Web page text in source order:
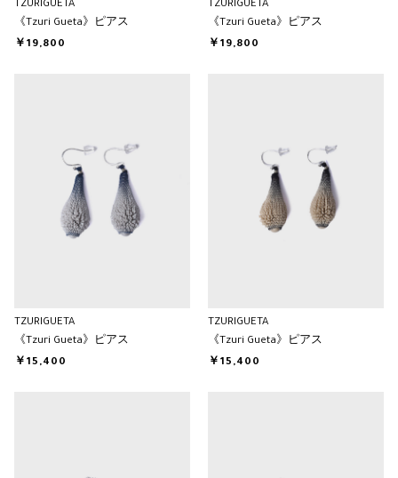
TZURIGUETA
《Tzuri Gueta》ピアス
￥19,800
TZURIGUETA
《Tzuri Gueta》ピアス
￥19,800
TZURIGUETA
《Tzuri Gueta》ピアス
￥15,400
TZURIGUETA
《Tzuri Gueta》ピアス
￥15,400